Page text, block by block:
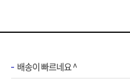
배송이 빠르네요 ^